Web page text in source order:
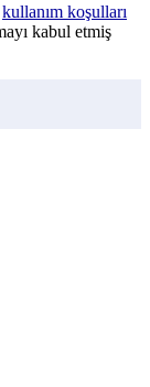
kullanım koşulları
kabul etmiş